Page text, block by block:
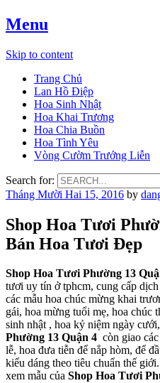
Menu
Skip to content
Trang Chủ
Lan Hồ Điệp
Hoa Sinh Nhật
Hoa Khai Trương
Hoa Chia Buồn
Hoa Tình Yêu
Vòng Cườm Trướng Liễn
Search for:
Tháng Mười Hai 15, 2016 by
Shop Hoa Tươi
Bán Hoa Tươi Đẹp
Shop Hoa Tươi Phường 13
tươi uy tín ở tphcm, cung cấp
các mẫu hoa chúc mừng khai
gái, hoa mừng tuổi mẹ, hoa chúc
sinh nhật , hoa kỷ niệm ngày
Phường 13 Quận 4 còn giao
lễ, hoa đưa tiễn để nắp hòm, để
kiểu dáng theo tiêu chuẩn thế
xem mẫu của Shop Hoa Tươi